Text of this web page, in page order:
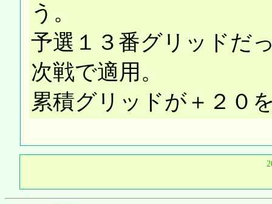
う。
予選１３番グリッドだ
次戦で適用。
累積グリッドが＋２０